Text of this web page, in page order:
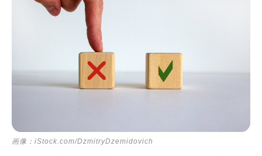
画像：iStock.com/DzmitryDzemidovich